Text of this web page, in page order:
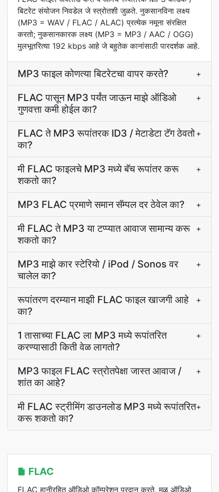
बिटरेट संयोजन निवडेल जे स्त्रोतशी जुळते. नुकसानविना लक्ष्य
(MP3 = WAV / FLAC / ALAC) प्रत्येक नमूना संरक्षित
करतो; नुकसानकारक लक्ष्य (MP3 = MP3 / AAC / OGG)
मुलभूतरित्या 192 kbps आहे जे बहुतेक कानांसाठी पारदर्शक आहे.
MP3 फाइल कोणत्या बिटरेटचा वापर करते? +
FLAC पासून MP3 पर्यंत जाऊन माझे ऑडिओ
गुणवत्ता कमी होईल का?
+
FLAC ते MP3 रूपांतरक ID3 / मेटाडेटा टॅग ठेवतो
का?
+
मी FLAC फाइलचे MP3 मध्ये बॅच रूपांतर करू
शकतो का?
+
MP3 FLAC प्रमाणे समान सॅम्पल दर ठेवेल का? +
मी FLAC ते MP3 या टप्प्यात आवाज सामान्य करू
शकतो का?
+
MP3 माझे कार स्टेरियो / iPod / Sonos वर
चालेल का?
+
रूपांतरण दरम्यान माझी FLAC फाइल खाजगी आहे
का?
+
1 तासाच्या FLAC ला MP3 मध्ये रूपांतरित
करण्यासाठी किती वेळ लागतो?
+
MP3 फाइल FLAC स्त्रोतपेक्षा जास्त आवाज /
शांत का आहे?
+
मी FLAC स्ट्रीमिंग डाउनलोड MP3 मध्ये रूपांतरित
करू शकतो का?
+
FLAC
FLAC हानीरहित ऑडिओ कॉम्प्रेशन प्रदान करते, मूळ ऑडिओ